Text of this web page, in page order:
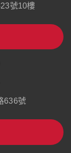
號10樓
636號